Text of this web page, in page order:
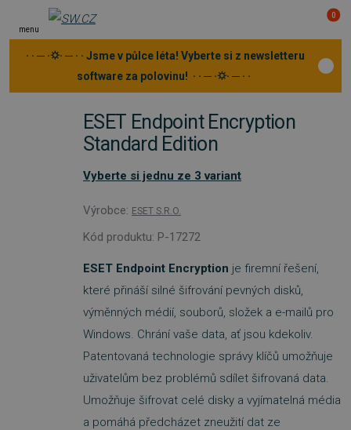
menu
0
· · ─ ·⛭· ─ · · Jsme v půlce léta! Vyberte si z newsletteru
software za polovinu! · · ─ ·⛭· ─ · ·
ESET Endpoint Encryption
Standard Edition
Vyberte si jednu ze 3 variant
Výrobce: ESET S.R.O.
Kód produktu: P-17272
ESET Endpoint Encryption je firemní řešení,
které přináší silné šifrování pevných disků,
výměnných médií, souborů, složek a e-mailů pro
Windows. Chrání vaše data, ať jsou kdekoliv.
Patentovaná technologie správy klíčů umožňuje
uživatelům bez problémů sdílet šifrovaná data.
Umožňuje šifrovat celé disky a vyjímatelná média
a pomáhá předcházet zneužití dat ze